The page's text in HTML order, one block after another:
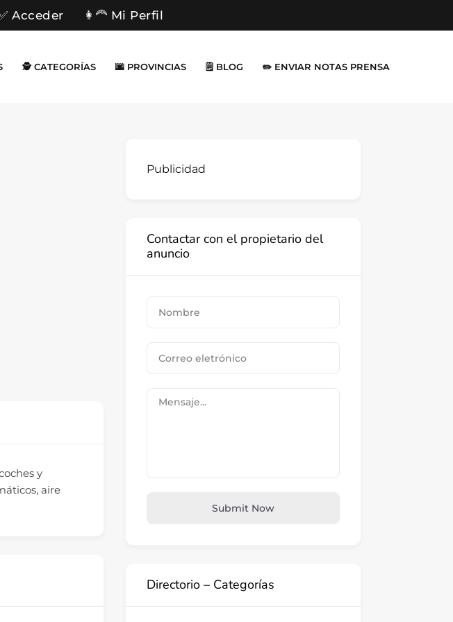
Acceder 👩‍🦰 Mi Perfil
🕵️ CATEGORÍAS 🌆 PROVINCIAS 🗒️ BLOG ✏️ ENVIAR NOTAS PRENSA
y
aire
Publicidad
Contactar con el propietario del
anuncio
Submit Now
Directorio – Categorías